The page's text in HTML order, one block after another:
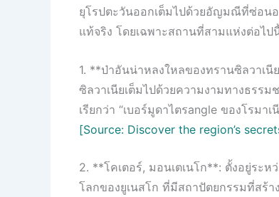
ยุโรปตะวันออกเต็มไปด้วยอัญมณีที่ซ่อน
แท้จริง โดยเฉพาะสถานที่สามแห่งต่อไ
1. **ป่าอันน่าหลงใหลของทรานซิลวาเ
ซิลวาเนียเต็มไปด้วยความงามทางธรร
เรียกว่า “เบอร์มูดาไตรangle ของโรมา
[Source: Discover the region’s
2. **โคเตอร์, มอนเตเนโก**: ตั้งอยู่ระห
โลกของยูเนสโก ที่มีสถาปัตยกรรมที่สร้า